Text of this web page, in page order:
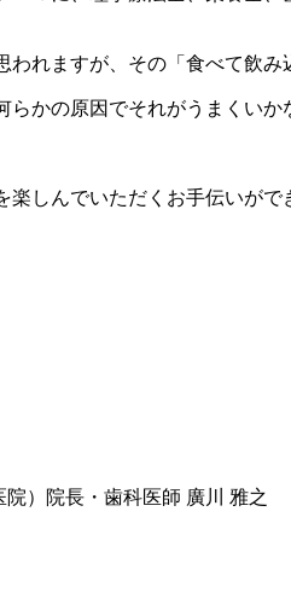
れますが、その「食べて飲み
の原因でそれがうまくいか
しんでいただくお手伝いがで